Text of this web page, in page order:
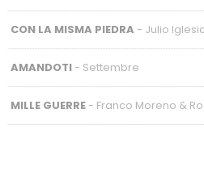
CON LA MISMA PIEDRA - Julio
AMANDOTI- Settembre
MILLE GUERRE- Franco Moreno &